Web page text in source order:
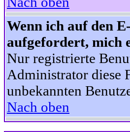
Wenn ich auf den
aufgefordert, mich
Nur registrierte
Administrator diese
unbekannten
Nach oben